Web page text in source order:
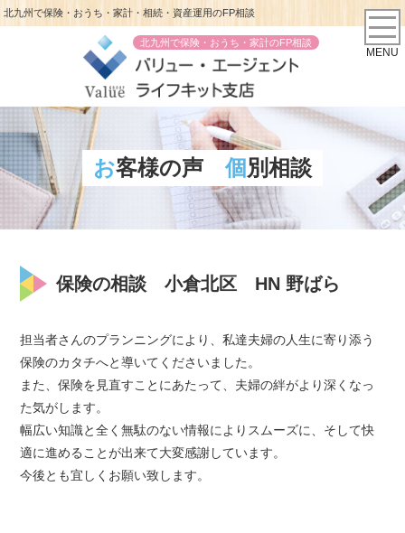
北九州で保険・おうち・家計・相続・資産運用のFP相談
北九州で保険・おうち・家計のFP相談
MENU
お客様の声 個別相談
保険の相談 小倉北区 HN 野ばら
担当者さんのプランニングにより、私達夫婦の人生に寄り添う
保険のカタチへと導いてくださいました。
また、保険を見直すことにあたって、夫婦の絆がより深くなっ
た気がします。
幅広い知識と全く無駄のない情報によりスムーズに、そして快
適に進めることが出来て大変感謝しています。
今後とも宜しくお願い致します。